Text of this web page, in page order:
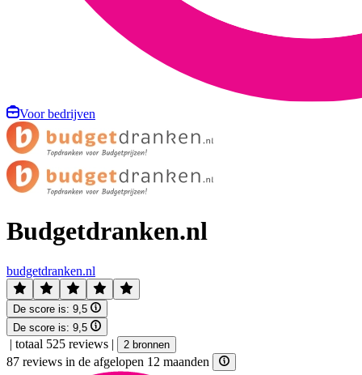
Voor bedrijven
Budgetdranken.nl
budgetdranken.nl
De score is: 9,5
De score is: 9,5
| totaal 525 reviews | 2 bronnen
87 reviews in de afgelopen 12 maanden